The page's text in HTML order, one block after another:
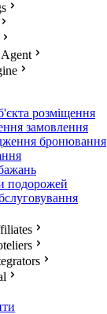
розміщення
замовлення
бронювання
подорожей